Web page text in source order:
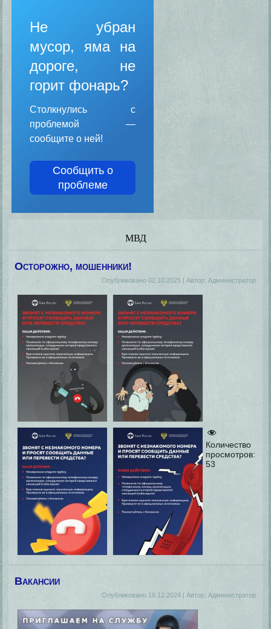
Не убран
мусор, яма на
дороге, не
горит фонарь?
Столкнулись с
проблемой —
сообщите о ней!
Сообщить о
проблеме
МВД
Осторожно, мошенники!
Опубликовано 02.10.2025| Автор: Администратор
Количество
просмотров:
53
Вакансии
Опубликовано 16.12.2024| Автор: Администратор